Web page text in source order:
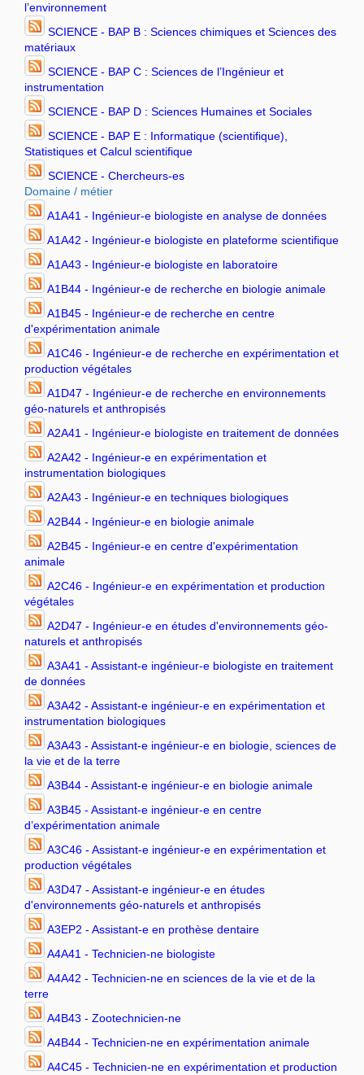
l’environnement
SCIENCE - BAP B : Sciences chimiques et Sciences des
matériaux
SCIENCE - BAP C : Sciences de l’Ingénieur et
instrumentation
SCIENCE - BAP D : Sciences Humaines et Sociales
SCIENCE - BAP E : Informatique (scientifique),
Statistiques et Calcul scientifique
SCIENCE - Chercheurs-es
Domaine / métier
A1A41 - Ingénieur-e biologiste en analyse de données
A1A42 - Ingénieur-e biologiste en plateforme scientifique
A1A43 - Ingénieur-e biologiste en laboratoire
A1B44 - Ingénieur-e de recherche en biologie animale
A1B45 - Ingénieur-e de recherche en centre
d'expérimentation animale
A1C46 - Ingénieur-e de recherche en expérimentation et
production végétales
A1D47 - Ingénieur-e de recherche en environnements
géo-naturels et anthropisés
A2A41 - Ingénieur-e biologiste en traitement de données
A2A42 - Ingénieur-e en expérimentation et
instrumentation biologiques
A2A43 - Ingénieur-e en techniques biologiques
A2B44 - Ingénieur-e en biologie animale
A2B45 - Ingénieur-e en centre d'expérimentation
animale
A2C46 - Ingénieur-e en expérimentation et production
végétales
A2D47 - Ingénieur-e en études d'environnements géo-
naturels et anthropisés
A3A41 - Assistant-e ingénieur-e biologiste en traitement
de données
A3A42 - Assistant-e ingénieur-e en expérimentation et
instrumentation biologiques
A3A43 - Assistant-e ingénieur-e en biologie, sciences de
la vie et de la terre
A3B44 - Assistant-e ingénieur-e en biologie animale
A3B45 - Assistant-e ingénieur-e en centre
d’expérimentation animale
A3C46 - Assistant-e ingénieur-e en expérimentation et
production végétales
A3D47 - Assistant-e ingénieur-e en études
d'environnements géo-naturels et anthropisés
A3EP2 - Assistant-e en prothèse dentaire
A4A41 - Technicien-ne biologiste
A4A42 - Technicien-ne en sciences de la vie et de la
terre
A4B43 - Zootechnicien-ne
A4B44 - Technicien-ne en expérimentation animale
A4C45 - Technicien-ne en expérimentation et production